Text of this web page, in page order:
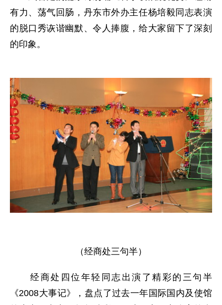
有力、荡气回肠，丹东市外办主任杨培毅同志表演
的脱口秀诙谐幽默、令人捧腹，给大家留下了深刻
的印象。
（经商处三句半）
经商处四位年轻同志出演了精彩的三句半
《2008大事记》，盘点了过去一年国际国内及使馆